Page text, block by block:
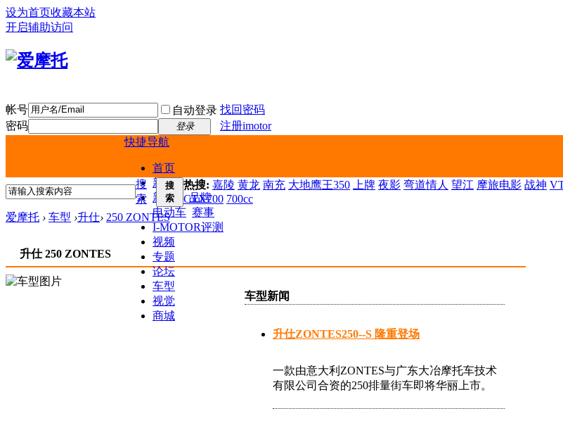
设为首页收藏本站
开启辅助访问
帐号 自动登录 找回密码
密码
登录
注册imotor
快捷导航
首页
新闻
新车
品牌
电动车 赛事
I-MOTOR评测
视频
专题
论坛
车型
视觉
商城
搜
索
搜
索
热搜: 嘉陵 黄龙 南充 大地鹰王350 上牌 夜影 弯道情人 望江 摩旅电影 战神
CTX700 700cc
爱摩托 › 车型 ›升仕› 250 ZONTES
升仕 250 ZONTES
车型新闻
升仕ZONTES250--S 隆重登场
一款由意大利ZONTES与广东大冶摩托车技术
有限公司合资的250排量街车即将华丽上市。